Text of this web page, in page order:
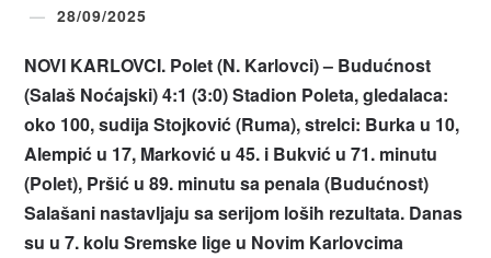
28/09/2025
NOVI KARLOVCI. Polet (N. Karlovci) – Budućnost
(Salaš Noćajski) 4:1 (3:0) Stadion Poleta, gledalaca:
oko 100, sudija Stojković (Ruma), strelci: Burka u 10,
Alempić u 17, Marković u 45. i Bukvić u 71. minutu
(Polet), Pršić u 89. minutu sa penala (Budućnost)
Salašani nastavljaju sa serijom loših rezultata. Danas
su u 7. kolu Sremske lige u Novim Karlovcima